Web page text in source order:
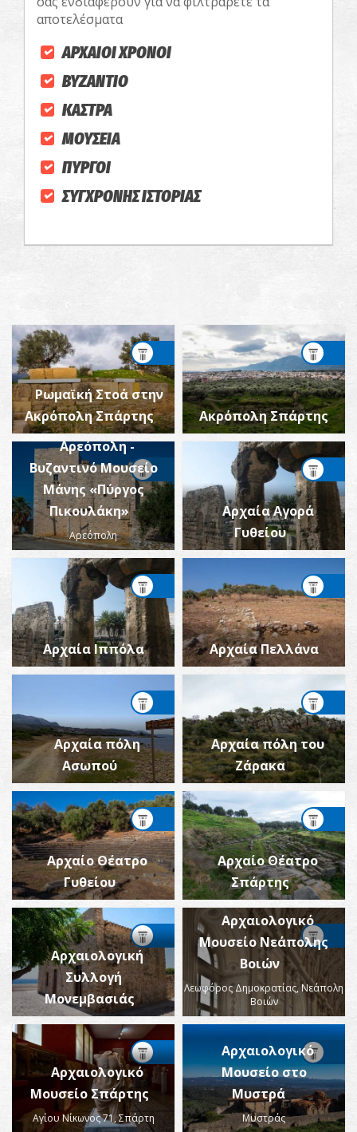
αποτελέσματα
ΑΡΧΑΙΟΙ ΧΡΟΝΟΙ
ΒΥΖΑΝΤΙΟ
ΚΑΣΤΡΑ
ΜΟΥΣΕΙΑ
ΠΥΡΓΟΙ
ΣΥΓΧΡΟΝΗΣ ΙΣΤΟΡΙΑΣ
Ρωμαϊκή Στοά στην
Ακρόπολη Σπάρτης
Ακρόπολη Σπάρτης
Αρεόπολη -
Βυζαντινό Μουσείο
Μάνης «Πύργος
Πικουλάκη»
Αρεόπολη
Αρχαία Αγορά
Γυθείου
Αρχαία Ιππόλα Αρχαία Πελλάνα
Αρχαία πόλη
Ασωπού
Αρχαία πόλη του
Ζάρακα
Αρχαίο Θέατρο
Γυθείου
Αρχαίο Θέατρο
Σπάρτης
Αρχαιολογική
Συλλογή
Μονεμβασιάς
Αρχαιολογικό
Μουσείο Νεάπολης
Βοιών
Λεωφόρος Δημοκρατίας, Νεάπολη
Βοιών
Αρχαιολογικό
Μουσείο Σπάρτης
Αγίου Νίκωνος 71, Σπάρτη
Αρχαιολογικό
Μουσείο στο
Μυστρά
Μυστράς